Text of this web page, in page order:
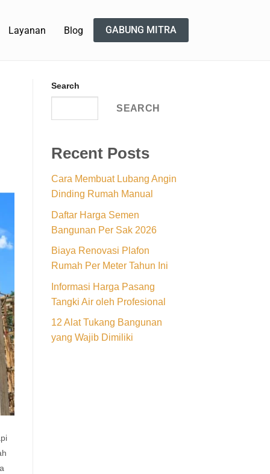
Layanan Blog GABUNG MITRA
Search
SEARCH
Recent Posts
Cara Membuat Lubang Angin
Dinding Rumah Manual
Daftar Harga Semen
Bangunan Per Sak 2026
Biaya Renovasi Plafon
Rumah Per Meter Tahun Ini
Informasi Harga Pasang
Tangki Air oleh Profesional
12 Alat Tukang Bangunan
yang Wajib Dimiliki